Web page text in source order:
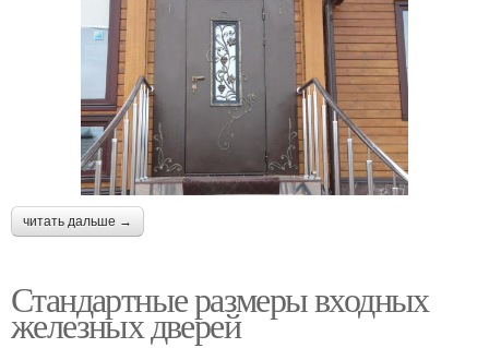
читать дальше →
Стандартные размеры входных
железных дверей